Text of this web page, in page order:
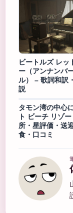
ビートルズ レッ
ー（アンナンバ
ル） – 歌詞和訳
説
タモン湾の中心
ト ビーチ リゾ
所・星評価・送
食・口コミ